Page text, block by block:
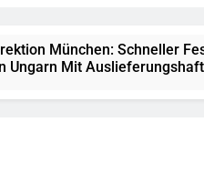
München: Schneller
Ungarn Mit